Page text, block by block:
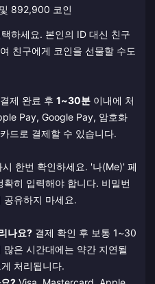
892,900 코인
하세요. 본인의 ID 대신 친구
친구에게 코인을 선물할 수도
제 완료 후 1~30분 이내에 처
Pay, Google Pay, 암호화
드로 결제할 수 있습니다.
한번 확인하세요. '나(Me)' 페
히 입력해야 합니다. 비밀번
공유하지 마세요.
나요? 결제 확인 후 보통 1~30
은 시간대에는 약간 지연될
처리됩니다.